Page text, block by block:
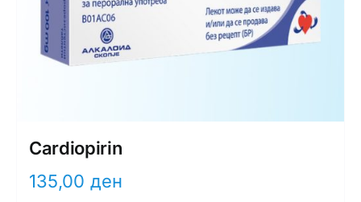
Cardiopirin
135,00 ден